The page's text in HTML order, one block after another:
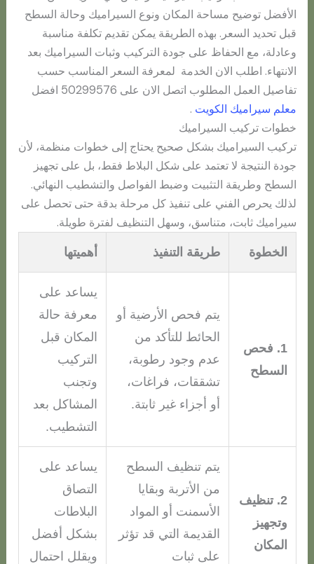
الأفضل توضيح مساحة المكان ونوع السيراميك وحالة السطح
قبل تحديد السعر. بهذه الطريقة يمكن تقديم تكلفة مناسبة
وعادلة، مع الحفاظ على جودة التركيب وثبات السيراميك بعد
الانتهاء. اطلب الان الخدمة لمعرفة السعر المناسب حسب
تفاصيل العمل المطلوب اتصل الان على 50299576 افضل
معلم سيراميك الكويت .
خطوات تركيب السيراميك
تركيب السيراميك بشكل صحيح يحتاج إلى خطوات منظمة، لأن
جودة النتيجة لا تعتمد على شكل البلاط فقط، بل على تجهيز
السطح وطريقة التثبيت وضبط الفواصل والتشطيب النهائي.
لذلك يحرص الفني على تنفيذ كل مرحلة بدقة حتى تحصل على
سيراميك ثابت، متناسق، وسهل التنظيف لفترة طويلة.
الخطوة طريقة التنفيذ أهميتها
1. فحص
السطح
يتم فحص الأرضية أو
الحائط للتأكد من
عدم وجود رطوبة،
تشققات، فراغات،
أو أجزاء غير ثابتة.
يساعد على
معرفة حالة
المكان قبل
التركيب
وتجنب
المشاكل بعد
التشطيب.
2. تنظيف
وتجهيز
المكان
يتم تنظيف السطح
من الأتربة وبقايا
الأسمنت أو المواد
القديمة التي قد تؤثر
على ثبات
يساعد على
التصاق
البلاطات
بشكل أفضل
ويقلل احتمال